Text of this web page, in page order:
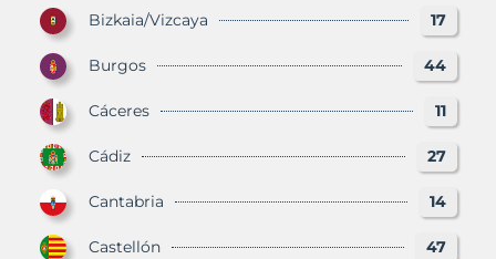
Bizkaia/Vizcaya 17
Burgos 44
Cáceres 11
Cádiz 27
Cantabria 14
Castellón 47